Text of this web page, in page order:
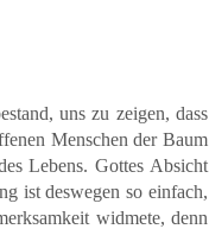
uns zu zeigen, dass
Menschen der Baum
Lebens. Gottes Absicht
ist deswegen so einfach,
widmete, denn